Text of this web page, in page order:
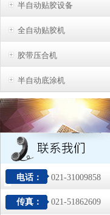
半自动贴胶设备
全自动贴胶机
胶带压合机
半自动底涂机
电话： 021-31009858
传真： 021-51862609